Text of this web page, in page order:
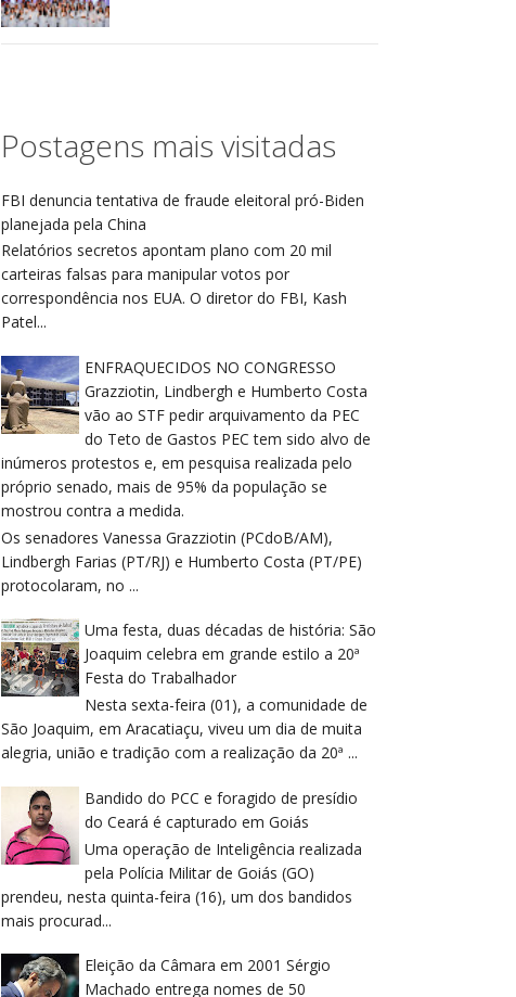
Postagens mais visitadas
FBI denuncia tentativa de fraude eleitoral pró-Biden
planejada pela China
Relatórios secretos apontam plano com 20 mil
carteiras falsas para manipular votos por
correspondência nos EUA. O diretor do FBI, Kash
Patel...
ENFRAQUECIDOS NO CONGRESSO
Grazziotin, Lindbergh e Humberto Costa
vão ao STF pedir arquivamento da PEC
do Teto de Gastos PEC tem sido alvo de
inúmeros protestos e, em pesquisa realizada pelo
próprio senado, mais de 95% da população se
mostrou contra a medida.
Os senadores Vanessa Grazziotin (PCdoB/AM),
Lindbergh Farias (PT/RJ) e Humberto Costa (PT/PE)
protocolaram, no ...
Uma festa, duas décadas de história: São
Joaquim celebra em grande estilo a 20ª
Festa do Trabalhador
Nesta sexta-feira (01), a comunidade de
São Joaquim, em Aracatiaçu, viveu um dia de muita
alegria, união e tradição com a realização da 20ª ...
Bandido do PCC e foragido de presídio
do Ceará é capturado em Goiás
Uma operação de Inteligência realizada
pela Polícia Militar de Goiás (GO)
prendeu, nesta quinta-feira (16), um dos bandidos
mais procurad...
Eleição da Câmara em 2001 Sérgio
Machado entrega nomes de 50